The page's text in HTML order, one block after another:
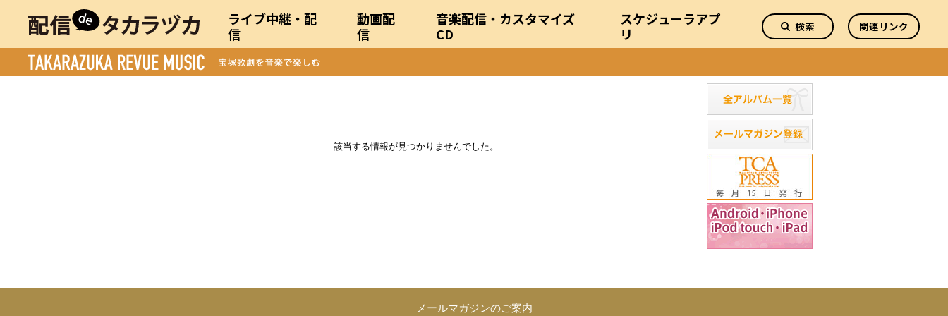
ライブ中継・配
信
動画配
信
音楽配信・カスタマイズ
CD
スケジューラアプ
リ
検索 関連リンク
該当する情報が見つかりませんでした。
メールマガジンのご案内